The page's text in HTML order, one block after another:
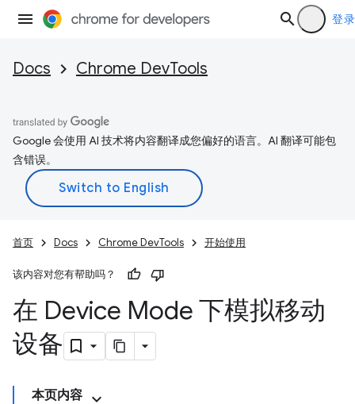
登录
Docs Chrome DevTools
Google 会使用 AI 技术将内容翻译成您偏好的语言。AI 翻译可能包
含错误。
首页 Docs Chrome DevTools 开始使用
该内容对您有帮助吗？
在 Device Mode 下模拟移动
设备
本页内容